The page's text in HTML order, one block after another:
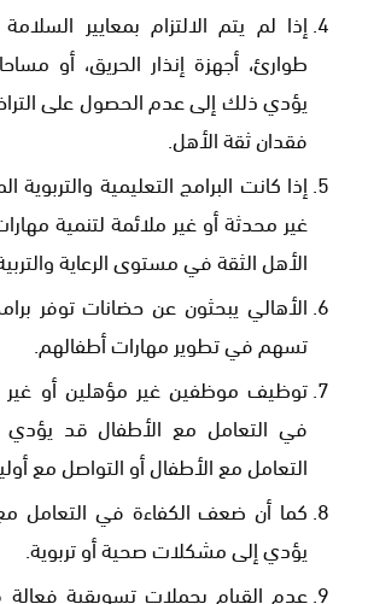
إذا لم يتم الالتزام بمعايير
طوارئ، أجهزة إنذار الحريق، أو
يؤدي ذلك إلى عدم الحصول على
فقدان ثقة الأهل.
إذا كانت البرامج التعليمية
غير محدثة أو غير ملائمة لتنمية
الأهل الثقة في مستوى الرعاية
الأهالي يبحثون عن حضانات توفر
تسهم في تطوير مهارات أطفالهم.
توظيف موظفين غير مؤهلين أو
في التعامل مع الأطفال قد
التعامل مع الأطفال أو التواصل مع
كما أن ضعف الكفاءة في التعامل
يؤدي إلى مشكلات صحية أو تربوية.
عدم القيام بحملات تسويقية